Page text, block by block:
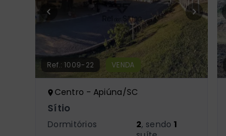
Ref.: 1009-22 VENDA
Centro - Apiúna/SC
Sítio
Dormitórios 2, sendo1